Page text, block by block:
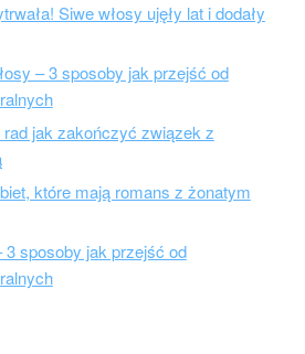
Siwe włosy ujęły lat i dodały
– 3 sposoby jak przejść od
rad jak zakończyć związek z
które mają romans z żonatym
3 sposoby jak przejść od